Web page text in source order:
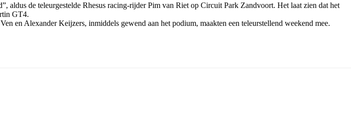
aldus de teleurgestelde Rhesus racing-rijder Pim van Riet op Circuit Park Zandvoort. Het laat zien dat het
GT4.
en Alexander Keijzers, inmiddels gewend aan het podium, maakten een teleurstellend weekend mee.